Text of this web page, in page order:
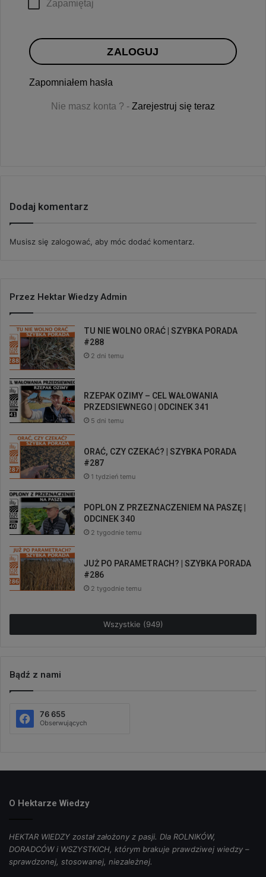
Zapamiętaj
ZALOGUJ
Zapomniałem hasła
Nie masz konta ? - Zarejestruj się teraz
Dodaj komentarz
Musisz się zalogować, aby móc dodać komentarz.
Przez Hektar Wiedzy Admin
TU NIE WOLNO ORAĆ | SZYBKA PORADA
#288
2 dni temu
RZEPAK OZIMY – CEL WAŁOWANIA
PRZEDSIEWNEGO | ODCINEK 341
5 dni temu
ORAĆ, CZY CZEKAĆ? | SZYBKA PORADA
#287
1 tydzień temu
POPLON Z PRZEZNACZENIEM NA PASZĘ |
ODCINEK 340
2 tygodnie temu
JUŻ PO PARAMETRACH? | SZYBKA PORADA
#286
2 tygodnie temu
Wszystkie (949)
Bądź z nami
76 655
Obserwujących
O Hektarze Wiedzy
HEKTAR WIEDZY został założony z pasji. Dla ROLNIKÓW,
DORADCÓW i WSZYSTKICH, którym brakuje prawdziwej wiedzy –
sprawdzonej, stosowanej, niezależnej.